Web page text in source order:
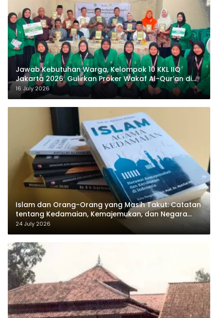
Jawab Kebutuhan Warga, Kelompok 10 KKL IIQ
Jakarta 2026 Gulirkan Proker Wakaf Al-Qur’an di
Sukamanah
16 July 2026
Islam dan Orang-Orang yang Masih Takut: Catatan
tentang Kedamaian, Kemajemukan, dan Negara
dalam Pemikiran Masykuri Abdillah
24 July 2026